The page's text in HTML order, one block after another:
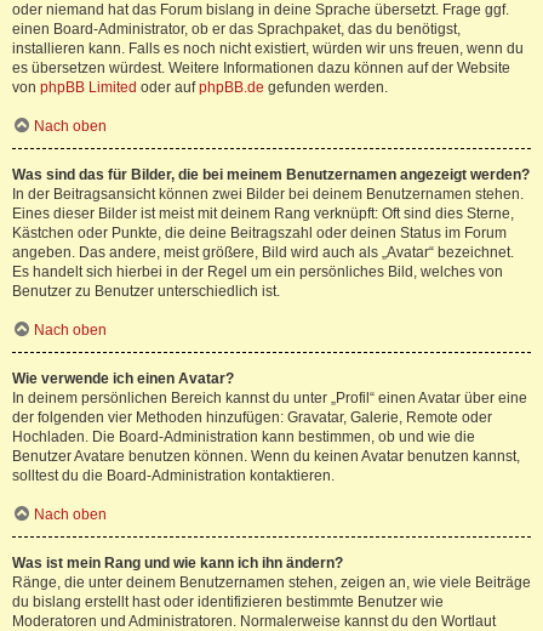
oder niemand hat das Forum bislang in deine Sprache übersetzt. Frage ggf.
einen Board-Administrator, ob er das Sprachpaket, das du benötigst,
installieren kann. Falls es noch nicht existiert, würden wir uns freuen, wenn du
es übersetzen würdest. Weitere Informationen dazu können auf der Website
von phpBB Limited oder aufphpBB.de gefunden werden.
Nach oben
Was sind das für Bilder, die bei meinem Benutzernamen angezeigt werden?
In der Beitragsansicht können zwei Bilder bei deinem Benutzernamen stehen.
Eines dieser Bilder ist meist mit deinem Rang verknüpft: Oft sind dies Sterne,
Kästchen oder Punkte, die deine Beitragszahl oder deinen Status im Forum
angeben. Das andere, meist größere, Bild wird auch als „Avatar“ bezeichnet.
Es handelt sich hierbei in der Regel um ein persönliches Bild, welches von
Benutzer zu Benutzer unterschiedlich ist.
Nach oben
Wie verwende ich einen Avatar?
In deinem persönlichen Bereich kannst du unter „Profil“ einen Avatar über eine
der folgenden vier Methoden hinzufügen: Gravatar, Galerie, Remote oder
Hochladen. Die Board-Administration kann bestimmen, ob und wie die
Benutzer Avatare benutzen können. Wenn du keinen Avatar benutzen kannst,
solltest du die Board-Administration kontaktieren.
Nach oben
Was ist mein Rang und wie kann ich ihn ändern?
Ränge, die unter deinem Benutzernamen stehen, zeigen an, wie viele Beiträge
du bislang erstellt hast oder identifizieren bestimmte Benutzer wie
Moderatoren und Administratoren. Normalerweise kannst du den Wortlaut